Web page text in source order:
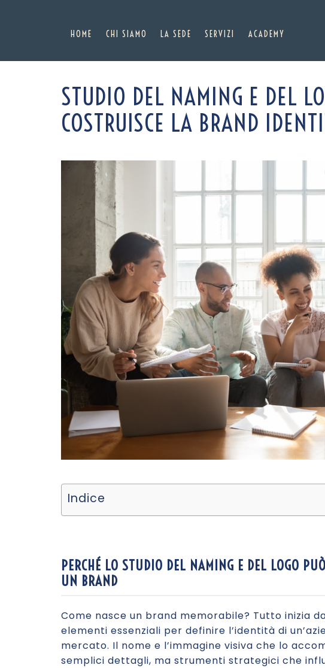
HOME CHI SIAMO LA SEDE SERVIZI ACADEMY
STUDIO DEL NAMING E DEL
COSTRUISCE LA BRAND
Indice
PERCHÉ LO STUDIO DEL NAMING E DEL LOGO
UN BRAND
Come nasce un brand memorabile? Tutto inizia
elementi essenziali per definire l’identità di
mercato. Il nome e l’immagine visiva che lo
semplici dettagli, ma strumenti strategici che